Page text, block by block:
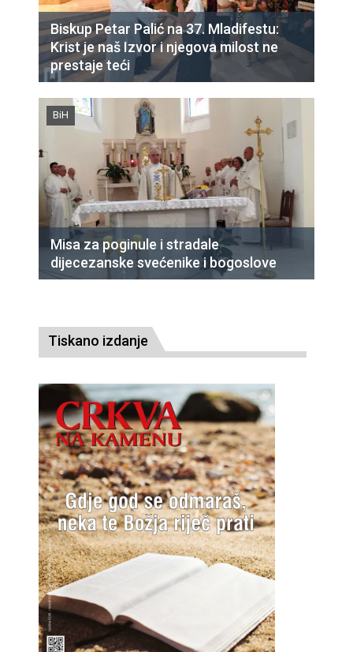
Biskup Petar Palić na 37. Mladifestu:
Krist je naš Izvor i njegova milost ne
prestaje teći
BiH
Misa za poginule i stradale
dijecezanske svećenike i bogoslove
Tiskano izdanje